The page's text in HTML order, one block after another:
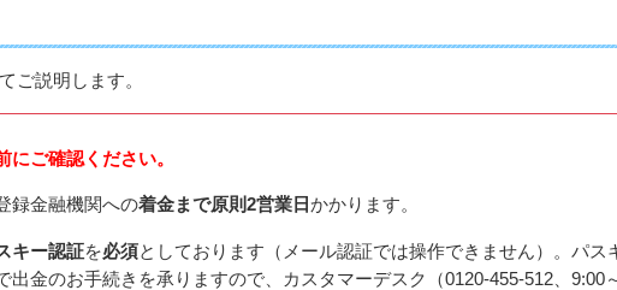
ご説明します。
ご確認ください。
録金融機関への着金まで原則2営業日かかります。
キー認証を必須としております（メール認証では操作できません）。パス
出金のお手続きを承りますので、カスタマーデスク（0120-455-512、9:00